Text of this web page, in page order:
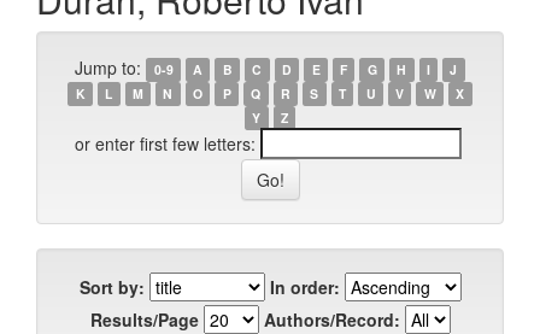
Jump to: 0-9 A B C D E F G H I
J
K
L M N O P Q R S T U V W
X
Y
Z
or enter first few letters:
Sort by:
In order:
Results/Page
Authors/Record: